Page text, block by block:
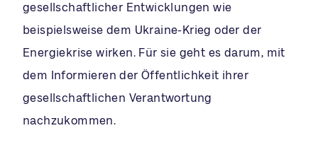
gesellschaftlicher Entwicklungen wie
beispielsweise dem Ukraine-Krieg oder der
Energiekrise wirken. Für sie geht es darum, mit
dem Informieren der Öffentlichkeit ihrer
gesellschaftlichen Verantwortung
nachzukommen.